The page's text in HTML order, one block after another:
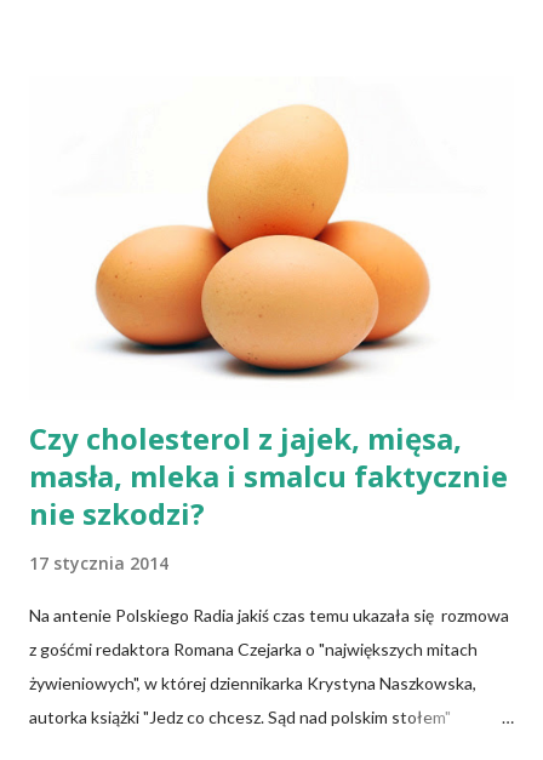
wegetarianizm, a zwłaszcza weganizm, trzeba się liczyć z tym, że
wszystkie składniki będzie się skrupulatnie sumowało w
słupkach? – Nie ma takiej potrzeby – uspokaja Agata Radosh,
prezes Stowarzyszenia Promocji Zdrowego Stylu Życia – Sięgnij
Po Zdrowie. – Choć owszem, gdy chcemy nauczyć się podstaw
komponowania diety wegańskiej, możemy spisywać to, co
spożywamy, w jakich ilościach, jaką ma to wartość od...
Czy cholesterol z jajek, mięsa,
masła, mleka i smalcu faktycznie
nie szkodzi?
17 stycznia 2014
Na antenie Polskiego Radia jakiś czas temu ukazała się rozmowa
z gośćmi redaktora Romana Czejarka o "największych mitach
żywieniowych", w której dziennikarka Krystyna Naszkowska,
autorka książki "Jedz co chcesz. Sąd nad polskim stołem"